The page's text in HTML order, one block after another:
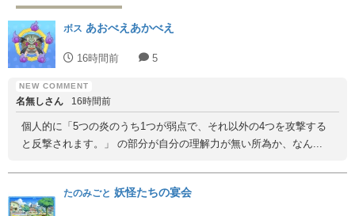
ボス あおべえあかべえ
16時間前 5
名無しさん 16時間前
個人的に「5つの炎のうち1つが弱点で、それ以外の4つを攻撃する
と反撃されます。」 の部分が自分の理解力が無い所為か、なん...
たのみごと 妖怪たちの宴会